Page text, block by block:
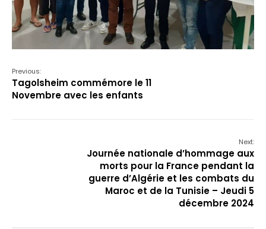
Previous:
Tagolsheim commémore le 11
Novembre avec les enfants
Next:
Journée nationale d’hommage aux
morts pour la France pendant la
guerre d’Algérie et les combats du
Maroc et de la Tunisie – Jeudi 5
décembre 2024